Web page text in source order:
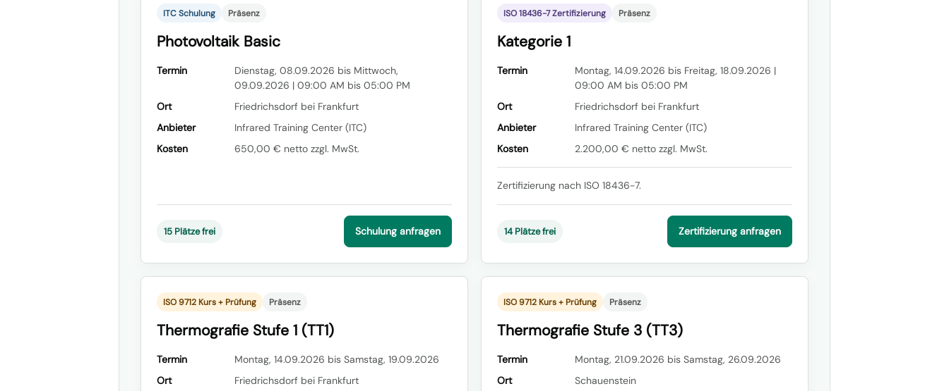
ITC Schulung Präsenz
Photovoltaik Basic
Termin
Dienstag, 08.09.2026 bis Mittwoch,
09.09.2026 | 09:00 AM bis 05:00 PM
Ort
Friedrichsdorf bei Frankfurt
Anbieter
Infrared Training Center (ITC)
Kosten
650,00 € netto zzgl. MwSt.
15 Plätze frei Schulung anfragen
ISO 18436-7 Zertifizierung Präsenz
Kategorie 1
Termin
Montag, 14.09.2026 bis Freitag, 18.09.2026 |
09:00 AM bis 05:00 PM
Ort
Friedrichsdorf bei Frankfurt
Anbieter
Infrared Training Center (ITC)
Kosten
2.200,00 € netto zzgl. MwSt.
Zertifizierung nach ISO 18436-7.
14 Plätze frei Zertifizierung anfragen
ISO 9712 Kurs + Prüfung Präsenz
Thermografie Stufe 1 (TT1)
Termin
Montag, 14.09.2026 bis Samstag, 19.09.2026
Ort
Friedrichsdorf bei Frankfurt
ISO 9712 Kurs + Prüfung Präsenz
Thermografie Stufe 3 (TT3)
Termin
Montag, 21.09.2026 bis Samstag, 26.09.2026
Ort
Schauenstein